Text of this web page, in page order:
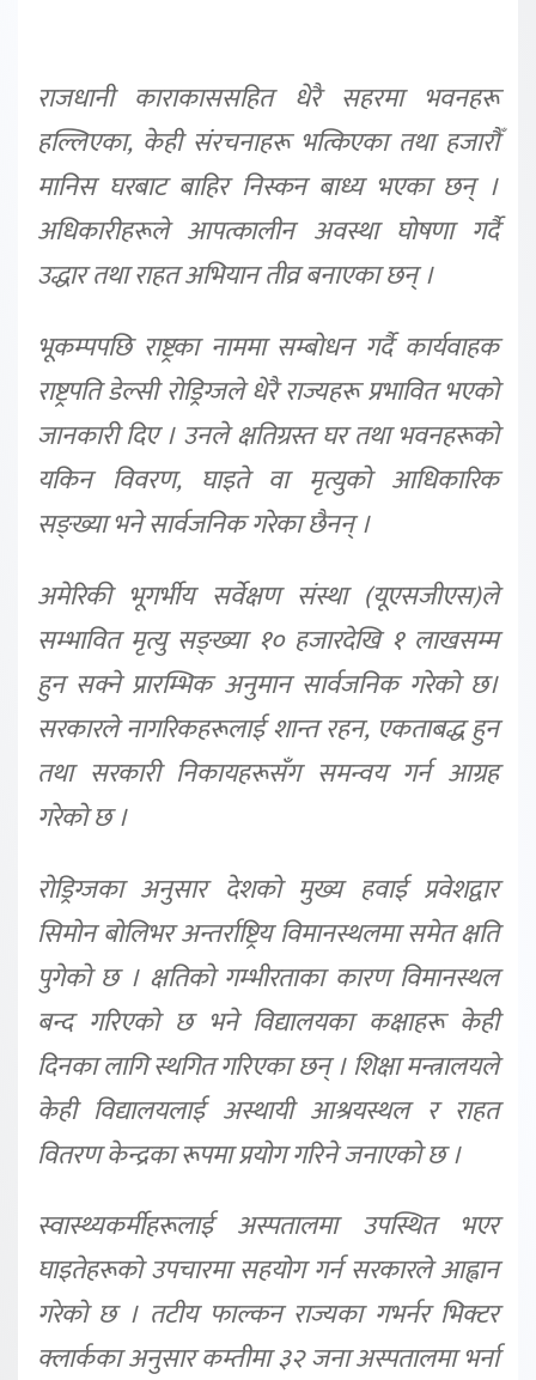
राजधानी काराकाससहित धेरै सहरमा भवनहरू
हल्लिएका, केही संरचनाहरू भत्किएका तथा हजारौँ
मानिस घरबाट बाहिर निस्कन बाध्य भएका छन् ।
अधिकारीहरूले आपत्कालीन अवस्था घोषणा गर्दै
उद्धार तथा राहत अभियान तीव्र बनाएका छन् ।
भूकम्पपछि राष्ट्रका नाममा सम्बोधन गर्दै कार्यवाहक
राष्ट्रपति डेल्सी रोड्रिग्जले धेरै राज्यहरू प्रभावित भएको
जानकारी दिए । उनले क्षतिग्रस्त घर तथा भवनहरूको
यकिन विवरण, घाइते वा मृत्युको आधिकारिक
सङ्ख्या भने सार्वजनिक गरेका छैनन् ।
अमेरिकी भूगर्भीय सर्वेक्षण संस्था (यूएसजीएस)ले
सम्भावित मृत्यु सङ्ख्या १० हजारदेखि १ लाखसम्म
हुन सक्ने प्रारम्भिक अनुमान सार्वजनिक गरेको छ।
सरकारले नागरिकहरूलाई शान्त रहन, एकताबद्ध हुन
तथा सरकारी निकायहरूसँग समन्वय गर्न आग्रह
गरेको छ ।
रोड्रिग्जका अनुसार देशको मुख्य हवाई प्रवेशद्वार
सिमोन बोलिभर अन्तर्राष्ट्रिय विमानस्थलमा समेत क्षति
पुगेको छ । क्षतिको गम्भीरताका कारण विमानस्थल
बन्द गरिएको छ भने विद्यालयका कक्षाहरू केही
दिनका लागि स्थगित गरिएका छन् । शिक्षा मन्त्रालयले
केही विद्यालयलाई अस्थायी आश्रयस्थल र राहत
वितरण केन्द्रका रूपमा प्रयोग गरिने जनाएको छ ।
स्वास्थ्यकर्मीहरूलाई अस्पतालमा उपस्थित भएर
घाइतेहरूको उपचारमा सहयोग गर्न सरकारले आह्वान
गरेको छ । तटीय फाल्कन राज्यका गभर्नर भिक्टर
क्लार्कका अनुसार कम्तीमा ३२ जना अस्पतालमा भर्ना